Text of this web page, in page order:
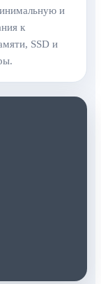
и
к
SSD и